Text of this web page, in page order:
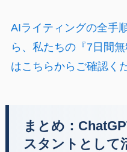
AIライティングの全手
ら、私たちの『7日間
はこちらからご確認く
まとめ：
スタントとして